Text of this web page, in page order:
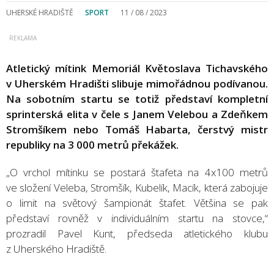
UHERSKÉ HRADIŠTĚ SPORT 11 / 08 / 2023
Atletický mítink Memoriál Květoslava Tichavského
v Uherském Hradišti slibuje mimořádnou podívanou.
Na sobotním startu se totiž představí kompletní
sprinterská elita v čele s Janem Velebou a Zdeňkem
Stromšíkem nebo Tomáš Habarta, čerstvý mistr
republiky na 3 000 metrů překážek.
„O vrchol mítinku se postará štafeta na 4x100 metrů
ve složení Veleba, Stromšík, Kubelík, Macík, která zabojuje
o limit na světový šampionát štafet. Většina se pak
představí rovněž v individuálním startu na stovce,“
prozradil Pavel Kunt, předseda atletického klubu
z Uherského Hradiště.